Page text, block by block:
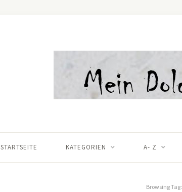
STARTSEITE KATEGORIEN A- Z
Browsing Tag: